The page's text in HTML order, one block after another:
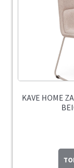
KAVE HOME